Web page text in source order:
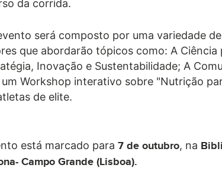
da corrida.
será composto por uma variedade
que abordarão tópicos como: A
Inovação e Sustentabilidade; A
um Workshop interativo sobre "Nutrição
de elite.
está marcado para 7 de outubro, na
Campo Grande (Lisboa).